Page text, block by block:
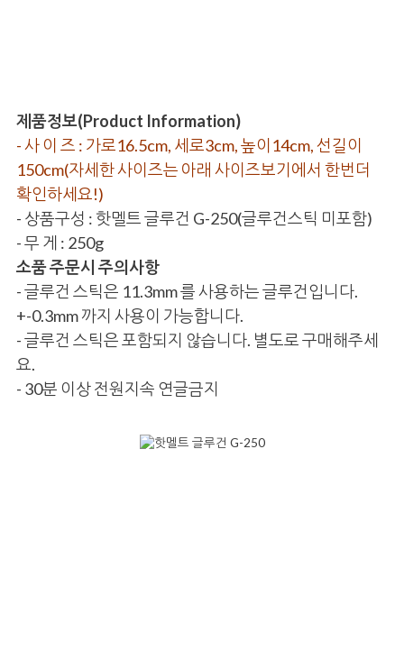
제품정보(Product Information)
- 사 이 즈 : 가로16.5cm, 세로3cm, 높이14cm, 선길이
150cm(자세한 사이즈는 아래 사이즈보기에서 한번더
확인하세요!)
- 상품구성 : 핫멜트 글루건 G-250(글루건스틱 미포함)
- 무 게 : 250g
소품 주문시 주의사항
- 글루건 스틱은 11.3mm 를 사용하는 글루건입니다.
+-0.3mm 까지 사용이 가능합니다.
- 글루건 스틱은 포함되지 않습니다. 별도로 구매해주세
요.
- 30분 이상 전원지속 연글금지